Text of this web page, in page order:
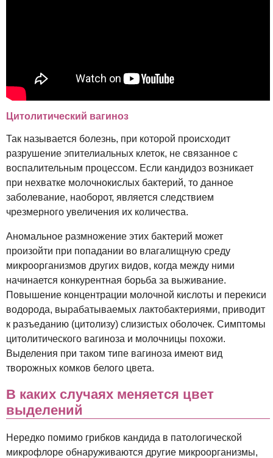
Цитолитический вагиноз
Так называется болезнь, при которой происходит
разрушение эпителиальных клеток, не связанное с
воспалительным процессом. Если кандидоз возникает
при нехватке молочнокислых бактерий, то данное
заболевание, наоборот, является следствием
чрезмерного увеличения их количества.
Аномальное размножение этих бактерий может
произойти при попадании во влагалищную среду
микроорганизмов других видов, когда между ними
начинается конкурентная борьба за выживание.
Повышение концентрации молочной кислоты и перекиси
водорода, вырабатываемых лактобактериями, приводит
к разъеданию (цитолизу) слизистых оболочек. Симптомы
цитолитического вагиноза и молочницы похожи.
Выделения при таком типе вагиноза имеют вид
творожных комков белого цвета.
В каких случаях меняется цвет
выделений
Нередко помимо грибков кандида в патологической
микрофлоре обнаруживаются другие микроорганизмы,